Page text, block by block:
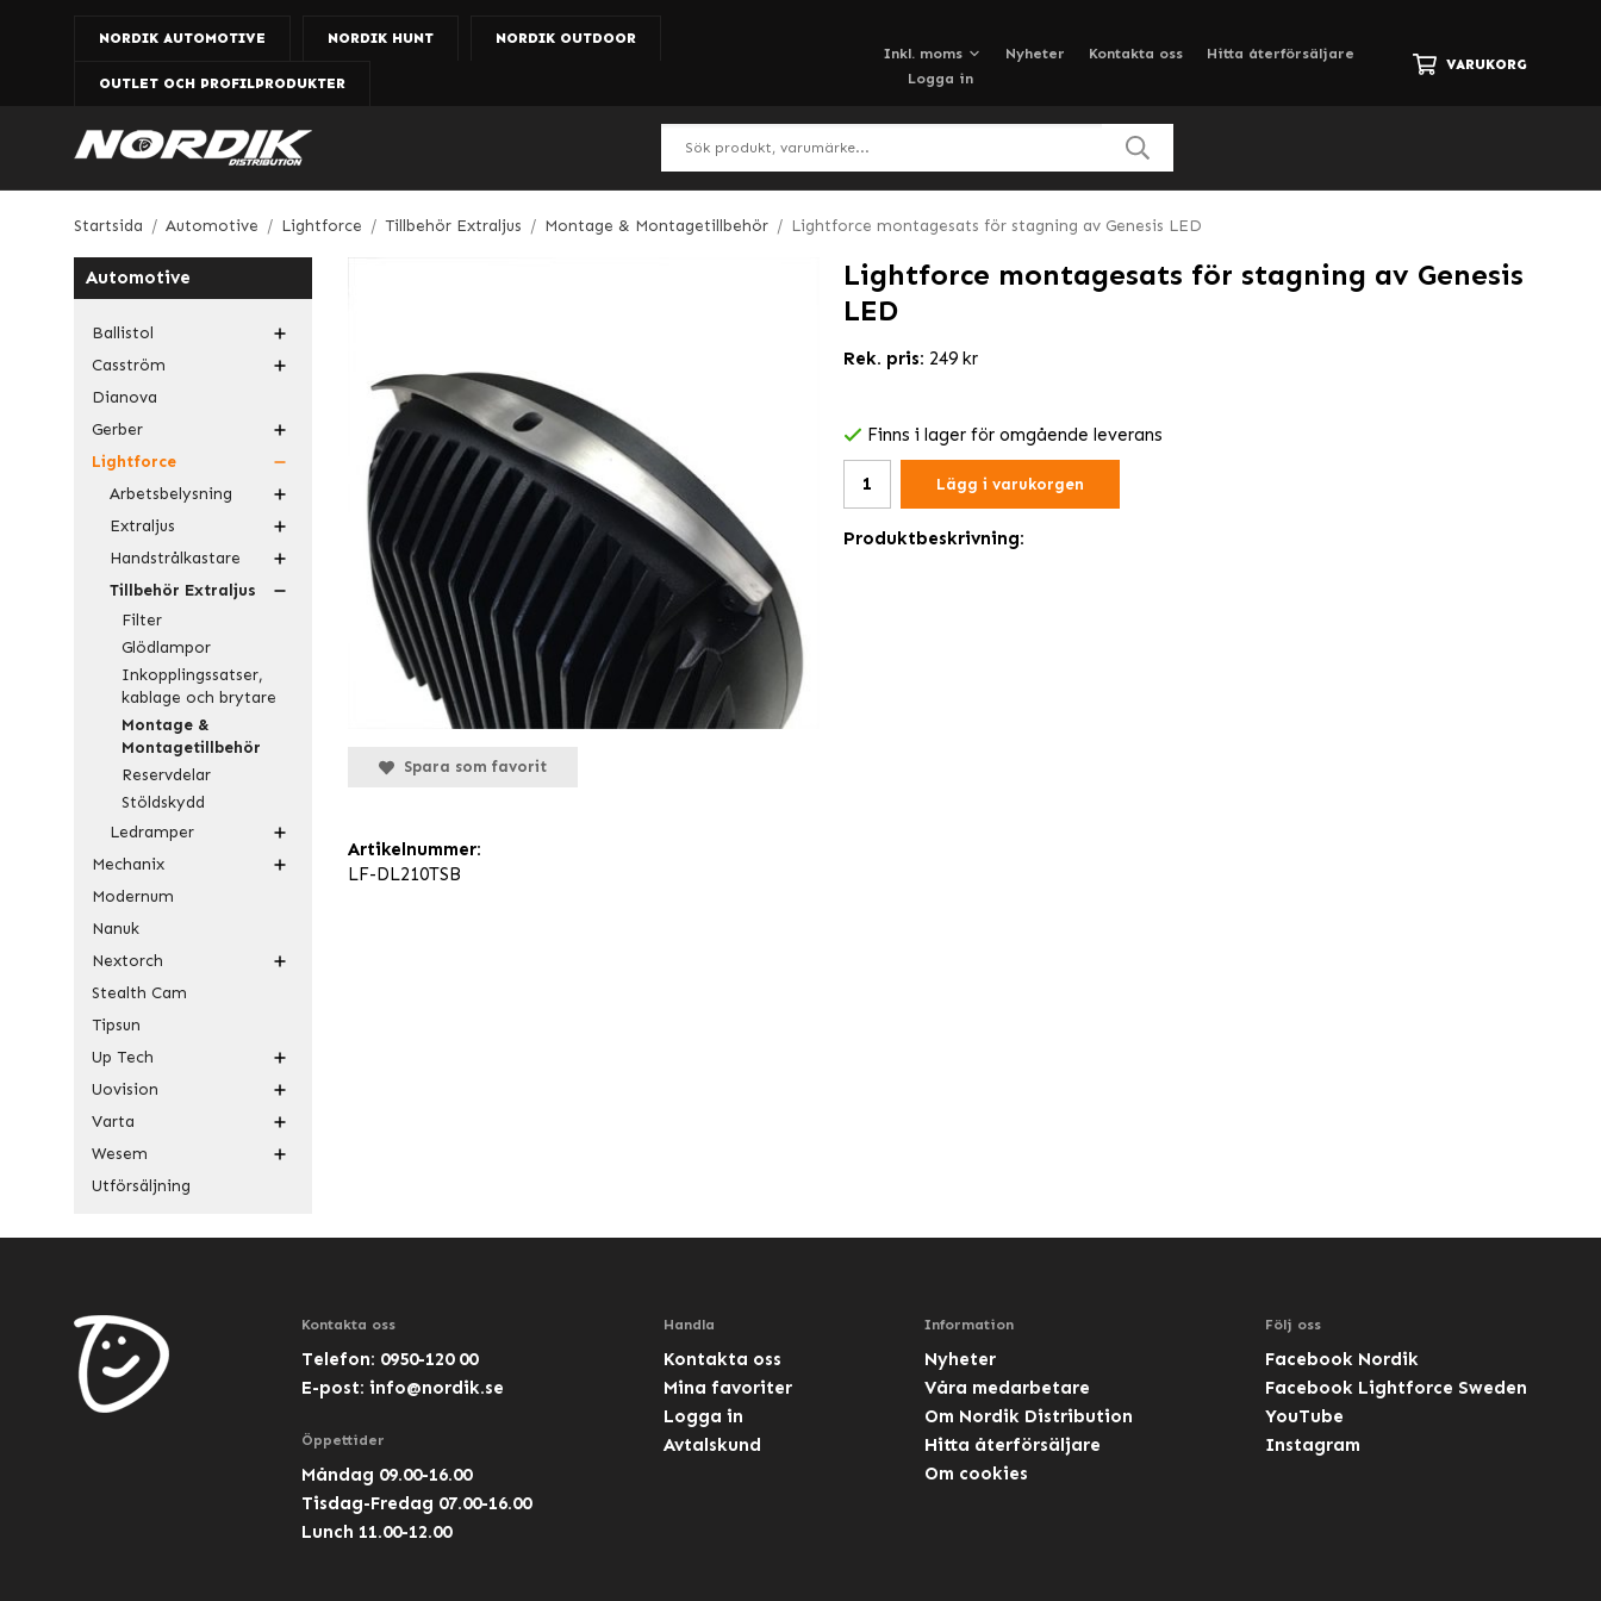
NORDIK AUTOMOTIVE NORDIK HUNT NORDIK OUTDOOR
OUTLET OCH PROFILPRODUKTER
Nyheter Kontakta oss
Hitta återförsäljare
Logga in
VARUKORG
Startsida / Automotive / Lightforce / Tillbehör Extraljus / Montage & Montagetillbehör / Lightforce montagesats för stagning av Genesis LED
Automotive
Ballistol
Casström
Dianova
Gerber
Lightforce
Arbetsbelysning
Extraljus
Handstrålkastare
Tillbehör Extraljus
Filter
Glödlampor
Inkopplingssatser,
kablage och brytare
Montage &
Montagetillbehör
Reservdelar
Stöldskydd
Ledramper
Mechanix
Modernum
Nanuk
Nextorch
Stealth Cam
Tipsun
Up Tech
Uovision
Varta
Wesem
Utförsäljning
Lightforce montagesats för stagning av Genesis
LED
Rek. pris: 249 kr
Finns i lager för omgående leverans
Lägg i varukorgen
Produktbeskrivning:
Spara som favorit
Artikelnummer:
LF-DL210TSB
Kontakta oss
Telefon: 0950-120 00
E-post: info@nordik.se
Öppettider
Måndag 09.00-16.00
Tisdag-Fredag 07.00-16.00
Lunch 11.00-12.00
Handla
Kontakta oss
Mina favoriter
Logga in
Avtalskund
Information
Nyheter
Våra medarbetare
Om Nordik Distribution
Hitta återförsäljare
Om cookies
Följ oss
Facebook Nordik
Facebook Lightforce Sweden
YouTube
Instagram